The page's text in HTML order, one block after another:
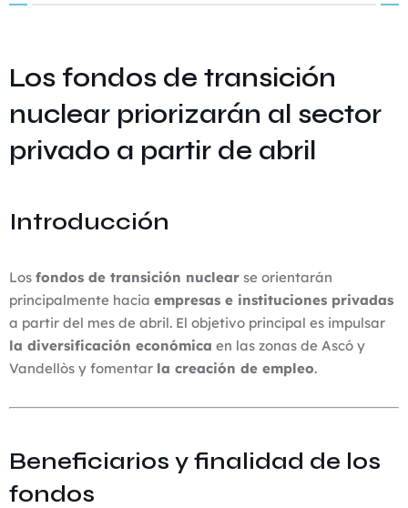
Los fondos de transición
nuclear priorizarán al sector
privado a partir de abril
Introducción
Los fondos de transición nuclear se orientarán
principalmente hacia empresas e instituciones privadas
a partir del mes de abril. El objetivo principal es impulsar
la diversificación económica en las zonas de Ascó y
Vandellòs y fomentar la creación de empleo.
Beneficiarios y finalidad de los
fondos